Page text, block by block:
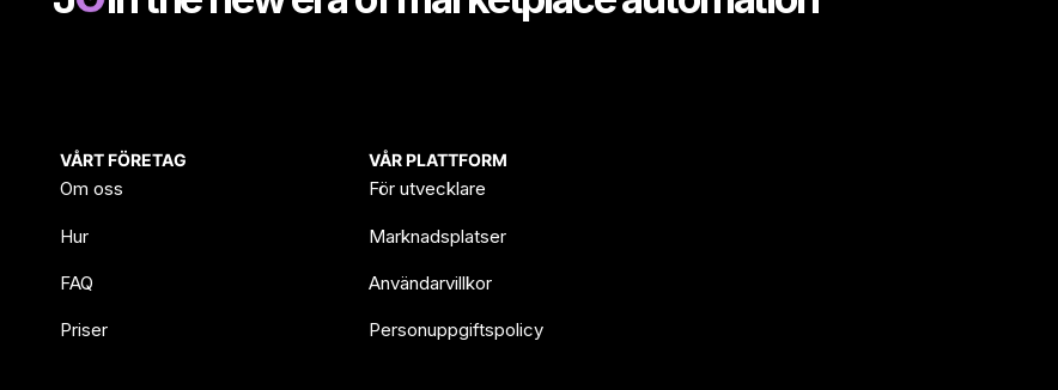
VÅRT FÖRETAG
Om oss
Hur
FAQ
Priser
VÅR PLATTFORM
För utvecklare
Marknadsplatser
Användarvillkor
Personuppgiftspolicy